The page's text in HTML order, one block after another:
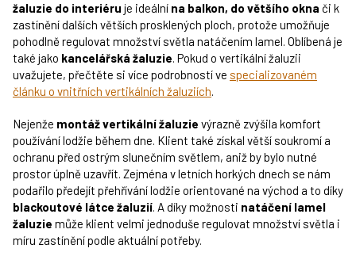
žaluzie do interiéru je ideální na balkon, do většího okna či k
zastínění dalších větších prosklených ploch, protože umožňuje
pohodlně regulovat množství světla natáčením lamel. Oblíbená je
také jako kancelářská žaluzie. Pokud o vertikální žaluzii
uvažujete, přečtěte si více podrobností ve specializovaném
článku o vnitřních vertikálních žaluziích.
Nejenže montáž vertikální žaluzie výrazně zvýšila komfort
používání lodžie během dne. Klient také získal větší soukromí a
ochranu před ostrým slunečním světlem, aniž by bylo nutné
prostor úplně uzavřít. Zejména v letních horkých dnech se nám
podařilo předejít přehřívání lodžie orientované na východ a to díky
blackoutové látce žaluzií. A díky možnosti natáčení lamel
žaluzie může klient velmi jednoduše regulovat množství světla i
míru zastínění podle aktuální potřeby.